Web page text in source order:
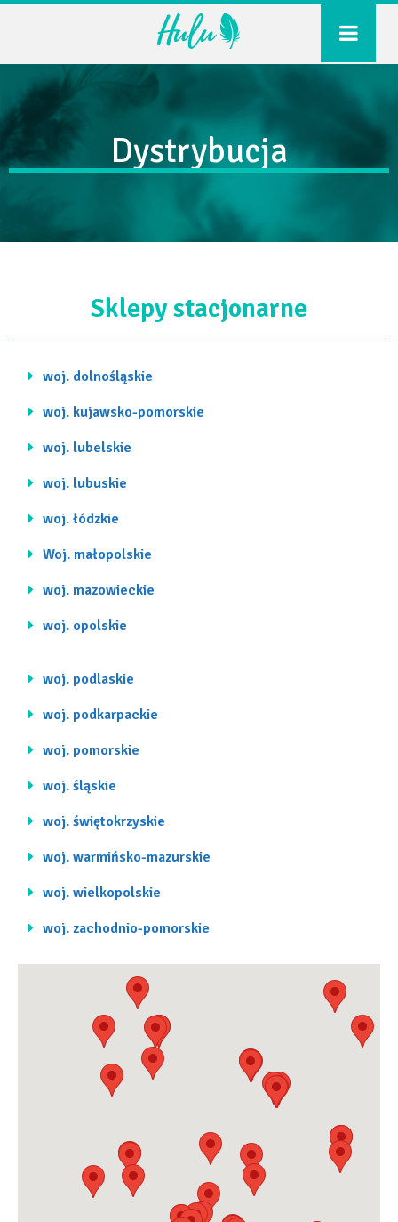
o nas
produkty
współpraca
Dystrybucja
Sklepy stacjonarne
woj. dolnośląskie
woj. kujawsko-pomorskie
woj. lubelskie
woj. lubuskie
woj. łódzkie
Woj. małopolskie
woj. mazowieckie
woj. opolskie
woj. podlaskie
woj. podkarpackie
woj. pomorskie
woj. śląskie
woj. świętokrzyskie
woj. warmińsko-mazurskie
woj. wielkopolskie
woj. zachodnio-pomorskie